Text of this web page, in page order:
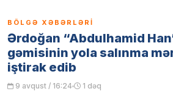
BÖLGƏ XƏBƏRLƏRI
Ərdoğan “Abdulhamid
gəmisinin yola salınma
iştirak edib
9 avqust / 16:24 1 dəq